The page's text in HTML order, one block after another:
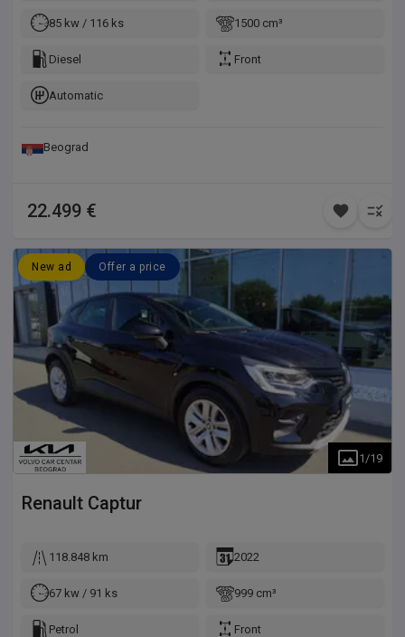
85 kw / 116 ks 1500 cm³
Diesel Front
Automatic
Beograd
22.499 €
New ad Offer a price
1 /19
Renault Captur
118.848 km 2022
67 kw / 91 ks 999 cm³
Petrol Front